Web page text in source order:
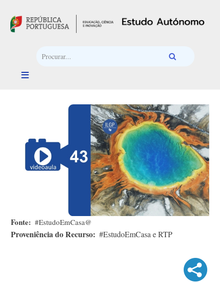
Fonte #EstudoEmCasa@
Proveniência do Recurso #EstudoEmCasa e RTP